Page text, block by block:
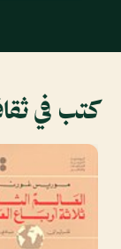
كتب في